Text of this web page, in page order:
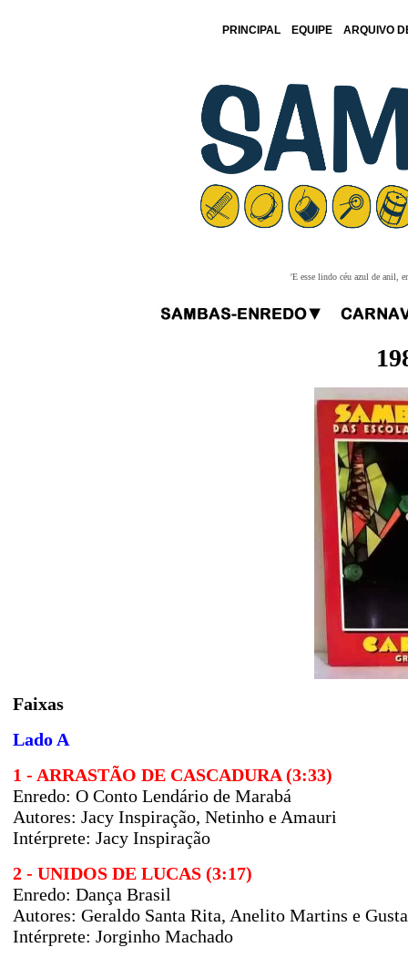
PRINCIPAL EQUIPE ARQUIVO
'E esse lindo céu azul de anil,
Faixas
Lado A
1 - ARRASTÃO DE CASCADURA (3:33)
Enredo: O Conto Lendário de Marabá
Autores: Jacy Inspiração, Netinho e Amauri
Intérprete: Jacy Inspiração
2 - UNIDOS DE LUCAS (3:17)
Enredo: Dança Brasil
Autores: Geraldo Santa Rita, Anelito Martins e
Intérprete: Jorginho Machado